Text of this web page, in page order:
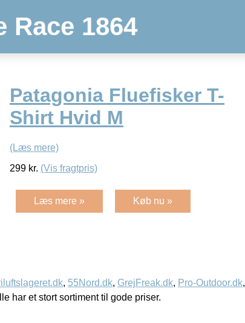
Race 1864
Patagonia Fluefisker T-
Shirt Hvid M
(Læs mere)
299 kr. (Vis fragtpris)
Læs mere » Køb nu »
, 55Nord.dk, GrejFreak.dk, Pro-Outdoor.dk,
har et stort sortiment til gode priser.